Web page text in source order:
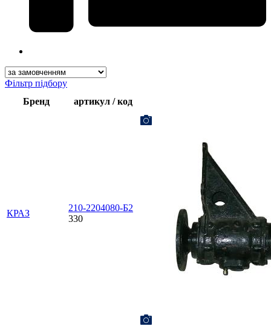
Фільтр підбору
Бренд
артикул / код
КРАЗ
210-2204080-Б2
330